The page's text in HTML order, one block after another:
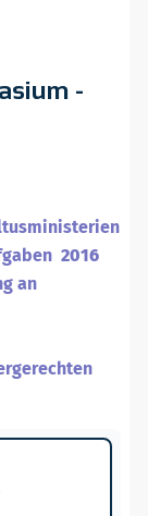
-
2016
an